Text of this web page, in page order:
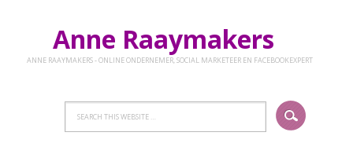
Anne Raaymakers
ANNE RAAYMAKERS - ONLINE ONDERNEMER, SOCIAL MARKETEER EN FACEBOOKEXPERT